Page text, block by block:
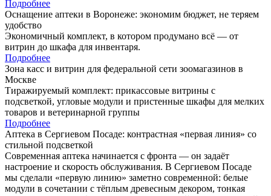
Подробнее
Оснащение аптеки в Воронеже: экономим бюджет, не теряем
удобство
Экономичный комплект, в котором продумано всё — от
витрин до шкафа для инвентаря.
Подробнее
Зона касс и витрин для федеральной сети зоомагазинов в
Москве
Тиражируемый комплект: прикассовые витрины с
подсветкой, угловые модули и пристенные шкафы для мелких
товаров и ветеринарной группы
Подробнее
Аптека в Сергиевом Посаде: контрастная «первая линия» со
стильной подсветкой
Современная аптека начинается с фронта — он задаёт
настроение и скорость обслуживания. В Сергиевом Посаде
мы сделали «первую линию» заметно современной: белые
модули в сочетании с тёплым древесным декором, тонкая